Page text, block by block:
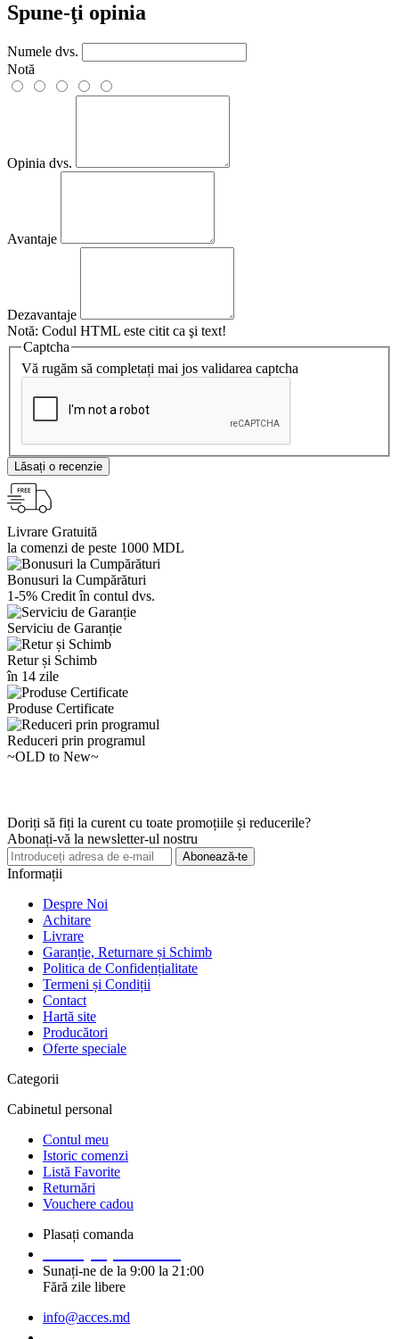
Spune-ţi opinia
Numele dvs.
Notă
Opinia dvs.
Avantaje
Dezavantaje
Notă: Codul HTML este citit ca şi text!
Captcha
Vă rugăm să completați mai jos validarea captcha
Lăsați o recenzie
Livrare Gratuită
la comenzi de peste 1000 MDL
Bonusuri la Cumpărături
1-5% Credit în contul dvs.
Serviciu de Garanție
Retur și Schimb
în 14 zile
Produse Certificate
Reduceri prin programul
~OLD to New~
Doriți să fiți la curent cu toate promoțiile și reducerile?
Abonați-vă la newsletter-ul nostru
Abonează-te
Informații
Despre Noi
Achitare
Livrare
Garanție, Returnare și Schimb
Politica de Confidențialitate
Termeni și Condiții
Contact
Hartă site
Producători
Oferte speciale
Categorii
Cabinetul personal
Contul meu
Istoric comenzi
Listă Favorite
Returnări
Vouchere cadou
Plasați comanda
Sunați-ne de la 9:00 la 21:00
Fără zile libere
info@acces.md